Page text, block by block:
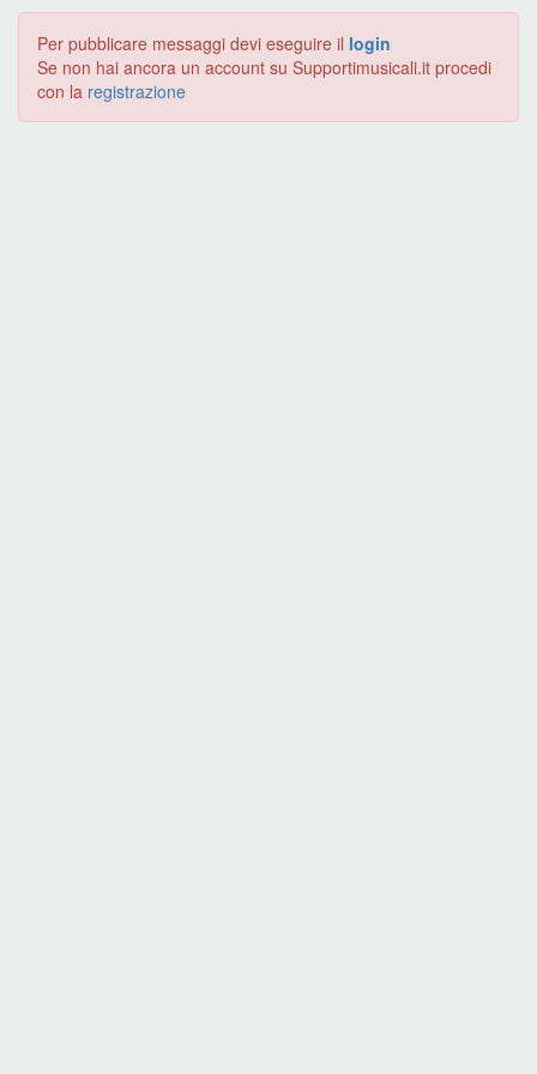
Per pubblicare messaggi devi eseguire il login
Se non hai ancora un account su Supportimusicali.it procedi
con la registrazione